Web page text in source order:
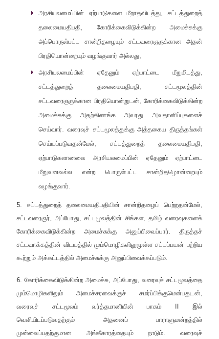
அரசியலமைப்பின் ஏற்பாடுகளை மீறாதவிடத்து, சட்டத்துறைத்
தலைமையதிபதி, கோரிக்கைவிடுக்கின்ற அமைச்சுக்கு
அப்பொருள்பட்ட சான்றிதழையும் சட்டவரைஞருக்கான அதன்
பிரதியொன்றையும் வழங்குவார் அல்லது,
அரசியலமைப்பின் ஏதேனும் ஏற்பாட்டை மீறுமிடத்து,
சட்டத்துறைத் தலைமையதிபதி, சட்டமூலத்தின்
சட்டவரைஞருக்கான பிரதியொன்றுடன், கோரிக்கைவிடுக்கின்ற
அமைச்சுக்கு அதற்கிணங்க அவரது அவதானிப்புகளைச்
செய்வார். வரைவுச் சட்டமூலத்துக்கு அத்தகைய திருத்தங்கள்
செய்யப்படுவதன்மேல், சட்டத்துறைத் தலைமையதிபதி,
ஏற்பாடுகளானவை அரசியலமைப்பின் ஏதேனும் ஏற்பாட்டை
மீறுவனவல்ல என்ற பொருள்பட்ட சான்றிதழொன்றையும்
வழங்குவார்.
5. சட்டத்துறைத் தலைமையதிபதியின் சான்றிதழைப் பெற்றதன்மேல்,
சட்டவரைஞர், அப்போது, சட்டமூலத்தின் சிங்கள, தமிழ் வரைவுகளைக்
கோரிக்கைவிடுக்கின்ற அமைச்சுக்கு அனுப்பிவைப்பார். திருத்தச்
சட்டவாக்கத்தின் விடயத்தில் மும்மொழிகளிலுமுள்ள சட்டப்பயன் பற்றிய
கூற்றும் அக்கட்டத்தில் அமைச்சுக்கு அனுப்பிவைக்கப்படும்.
6. கோரிக்கைவிடுக்கின்ற அமைச்சு, அப்போது, வரைவுச் சட்டமூலத்தை
மும்மொழிகளிலும் அமைச்சரவைக்குச் சமர்ப்பிக்குமென்பதுடன்,
வரைவுச் சட்டமூலம் வர்த்தமானியின் பாகம் II இல்
வெளியிடப்படுவதற்கும் அதனைப் பாராளுமன்றத்தில்
முன்வைப்பதற்குமான அங்கீகாரத்தையும் நாடும். வரைவுச்